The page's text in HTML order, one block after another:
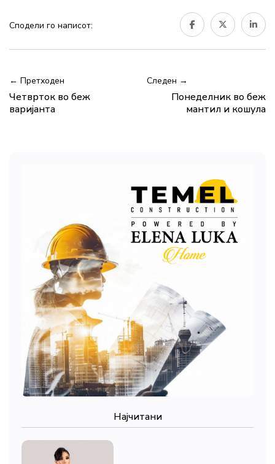
Сподели го написот:
← Претходен
Четврток во беж
варијанта
Следен →
Понеделник во беж
мантил и кошула
Најчитани